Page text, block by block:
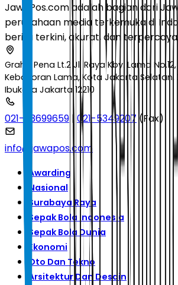
JawaPos.com adalah bagian dari
perusahaan media terkemuka di
berita terkini, akurat, dan terpercaya.
Graha Pena Lt.2 Jl. Raya Kby. Lama
Kebayoran Lama, Kota Jakarta Selatan,
Ibukota Jakarta 12210
021-53699659 |021-5349207 (Fax)
info@jawapos.com
Awarding
Nasional
Surabaya Raya
Sepak Bola Indonesia
Sepak Bola Dunia
Ekonomi
Oto Dan Tekno
Arsitektur Dan Desain